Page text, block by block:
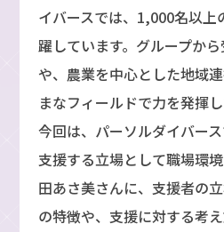
イバースでは、1,000名以上
躍しています。グループか
や、農業を中心とした地域
まなフィールドで力を発揮し
今回は、パーソルダイバー
支援する立場として職場環
田あさ美さんに、支援者の
の特徴や、支援に対する考